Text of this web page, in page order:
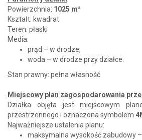
Powierzchnia: 1025 m²
Kształt: kwadrat
Teren: płaski
Media:
prąd – w drodze,
woda – w drodze przy działce.
Stan prawny: pełna własność
Miejscowy plan zagospodarowania
Działka objęta jest miejscowym
przestrzennego i oznaczona symbolem
Najważniejsze ustalenia planu:
maksymalna wysokość zabudowy